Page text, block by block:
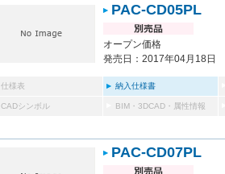
PAC-CD05PL
オープン価格
発売日：2017年04月18日
仕様表 納入仕様書
CADシンボル BIM・3DCAD・属性情報
PAC-CD07PL